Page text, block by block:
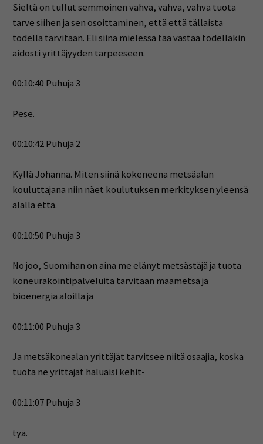
Sieltä on tullut semmoinen vahva, vahva, vahva tuota
tarve siihen ja sen osoittaminen, että että tällaista
todella tarvitaan. Eli siinä mielessä tää vastaa todellakin
aidosti yrittäjyyden tarpeeseen.
00:10:40 Puhuja 3
Pese.
00:10:42 Puhuja 2
Kyllä Johanna. Miten siinä kokeneena metsäalan
kouluttajana niin näet koulutuksen merkityksen yleensä
alalla että.
00:10:50 Puhuja 3
No joo, Suomihan on aina me elänyt metsästäjä ja tuota
koneurakointipalveluita tarvitaan maametsä ja
bioenergia aloilla ja
00:11:00 Puhuja 3
Ja metsäkonealan yrittäjät tarvitsee niitä osaajia, koska
tuota ne yrittäjät haluaisi kehit-
00:11:07 Puhuja 3
tyä.